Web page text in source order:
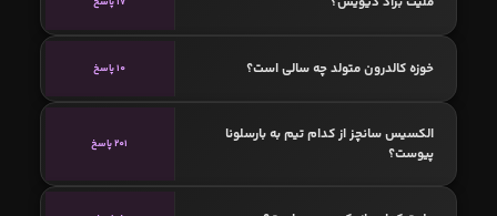
خوزه کالدرون متولد چه سالی است؟ 10 پاسخ
الکسیس سانچز از کدام تیم به بارسلونا
پیوست؟
201 پاسخ